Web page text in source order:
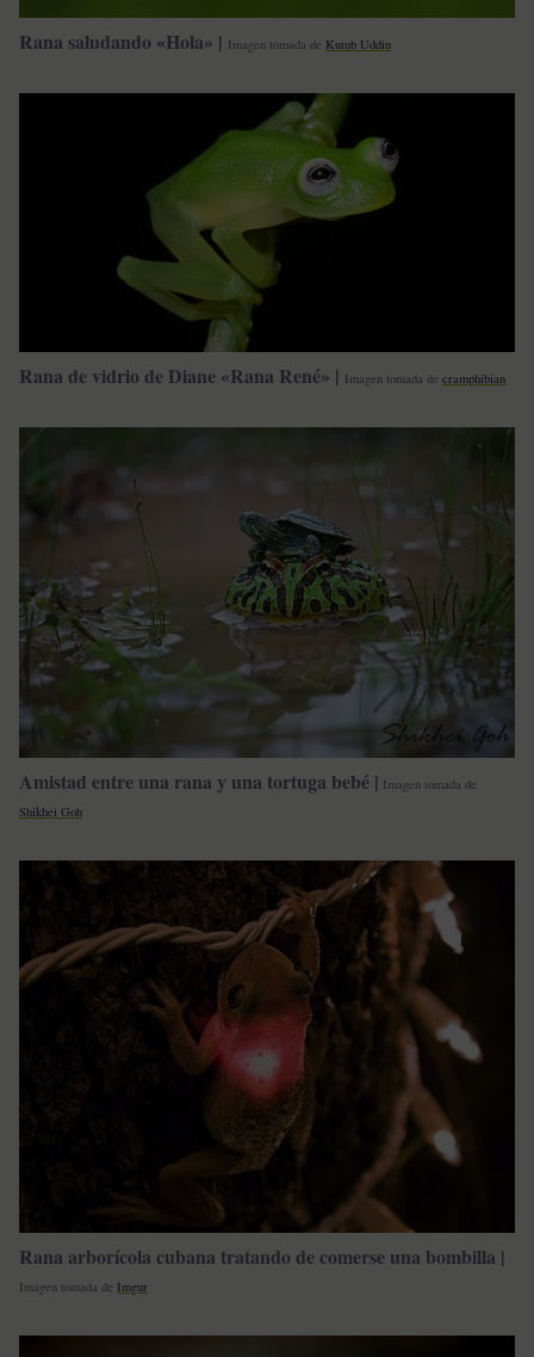
Rana saludando «Hola» | Imagen tomada de Kutub Uddin
Rana de vidrio de Diane «Rana René» | Imagen tomada de cramphibian
Amistad entre una rana y una tortuga bebé | Imagen tomada de
Shikhei Goh
Rana arborícola cubana tratando de comerse una bombilla |
Imagen tomada de Imgur